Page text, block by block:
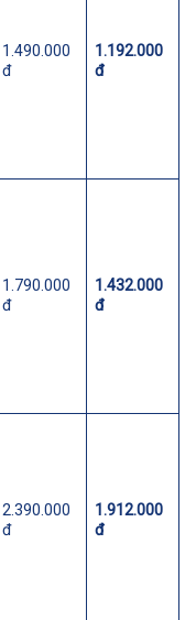
1.490.000
đ
1.192.000
đ
1.790.000
đ
1.432.000
đ
2.390.000
đ
1.912.000
đ